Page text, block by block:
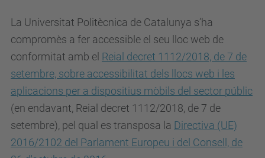
La Universitat Politècnica de Catalunya s’ha
compromès a fer accessible el seu lloc web de
conformitat amb el Reial decret 1112/2018, de 7 de
setembre, sobre accessibilitat dels llocs web i les
aplicacions per a dispositius mòbils del sector públic
(en endavant, Reial decret 1112/2018, de 7 de
setembre), pel qual es transposa la Directiva (UE)
2016/2102 del Parlament Europeu i del Consell, de